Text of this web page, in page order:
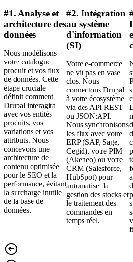
#1. Analyse et
architecture des
données
Nous modélisons
votre catalogue
produit et vos flux
de données. Cette
étape cruciale
définit comment
Drupal interagira
avec vos entités
produits, vos
variations et vos
attributs. Nous
concevons une
architecture de
contenu optimisée
pour le SEO et la
performance, évitant
la surcharge inutile
de la base de
données.
#2. Intégration
au système
d'information
(SI)
Votre e-commerce
ne vit pas en vase
clos. Nous
connectons Drupal
à votre écosystème
via des API REST
ou JSON:API.
Nous synchronisons
les flux avec votre
ERP (SAP, Sage,
Cegid), votre PIM
(Akeneo) ou votre
CRM (Salesforce,
HubSpot) pour
automatiser la
gestion des stocks et
le traitement des
commandes en
temps réel.